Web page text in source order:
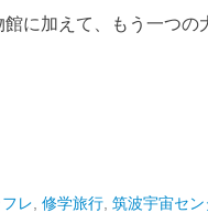
に加えて、もう一つの
レ 修学旅行 筑波宇宙セン